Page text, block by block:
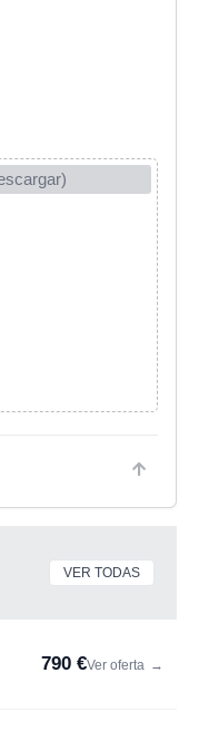
VER TODAS
790 €Ver oferta →